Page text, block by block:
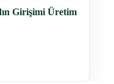
Girişimi Üretim